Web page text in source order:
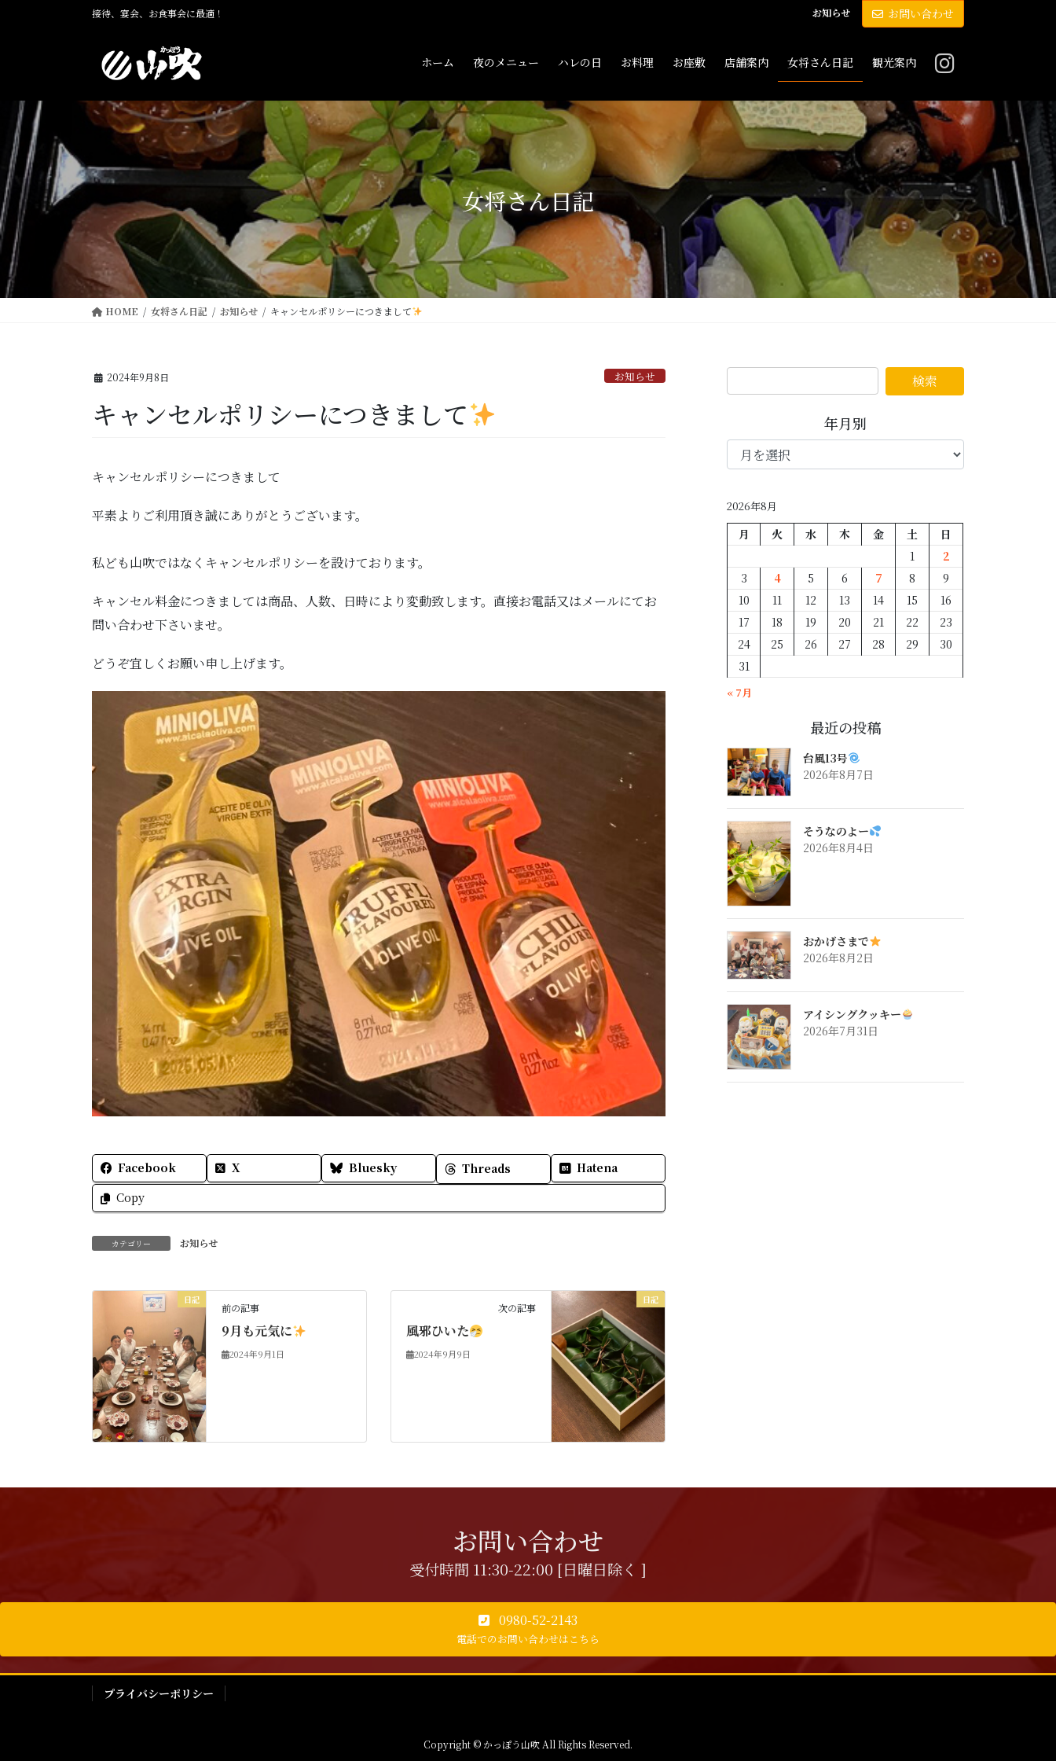
移
動
接待、宴会、お食事会に最適！ お知らせ お問い合わせ
ホーム 夜のメニュー ハレの日 お料理 お座敷 店舗案内 女将さん日記 観光案内
女将さん日記
HOME 女将さん日記 お知らせ キャンセルポリシーにつきまして
2024年9月8日 お知らせ
キャンセルポリシーにつきまして
キャンセルポリシーにつきまして
平素よりご利用頂き誠にありがとうございます。
私ども山吹ではなくキャンセルポリシーを設けております。
キャンセル料金につきましては商品、人数、日時により変動致します。直接お電話又はメールにてお
問い合わせ下さいませ。
どうぞ宜しくお願い申し上げます。
Facebook X Bluesky Threads
Hatena
Copy
カテゴリー お知らせ
日記
前の記事
9月も元気に
2024年9月1日
日記
次の記事
風邪ひいた
2024年9月9日
年月別
年
2026年8月
月 火 水 木 金 土
日
1
2
3
4 5 6 7 8
9
10
11 12 13 14 15
16
17
18 19 20 21 22
23
24
25 26 27 28 29
30
31
« 7月
最近の投稿
台風13号
2026年8月7日
そうなのよー
2026年8月4日
おかげさまで
2026年8月2日
アイシングクッキー
2026年7月31日
お問い合わせ
受付時間 11:30-22:00 [日曜日除く ]
0980-52-2143
電話でのお問い合わせはこちら
プライバシーポリシー
Copyright © かっぽう山吹 All Rights Reserved.